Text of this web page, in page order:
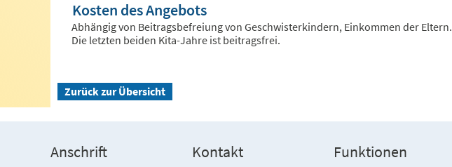
Kosten des Angebots
Abhängig von Beitragsbefreiung von Geschwisterkindern, Einkommen der Eltern.
Die letzten beiden Kita-Jahre ist beitragsfrei.
Zurück zur Übersicht
Anschrift Kontakt Funktionen